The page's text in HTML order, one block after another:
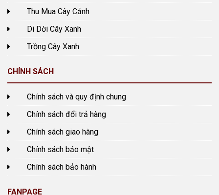
Thu Mua Cây Cảnh
Di Dời Cây Xanh
Trồng Cây Xanh
CHÍNH SÁCH
Chính sách và quy định chung
Chính sách đổi trả hàng
Chính sách giao hàng
Chính sách bảo mật
Chính sách bảo hành
FANPAGE